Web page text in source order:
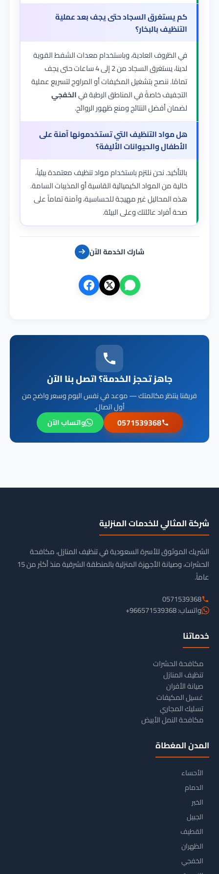
كم يستغرق السجاد حتى يجف بعد عملية
التنظيف بالبخار؟
في الظروف العادية، وباستخدام معدات الشفط القوية
لدينا، يستغرق السجاد من 2 إلى 4 ساعات حتى يجف
تمامًا. ننصح بتشغيل المكيفات أو المراوح لتسريع عملية
التجفيف خاصةً في المناطق الرطبة فيالخفجي
لضمان أفضل النتائج ومنع ظهور الروائح.
هل مواد التنظيف التي تستخدمونها آمنة على
الأطفال والحيوانات الأليفة؟
بالتأكيد. نحن نلتزم باستخدام مواد تنظيف معتمدة بيئياً،
خالية من المواد الكيميائية القاسية أو المذيبات السامة.
هذه المحاليل غير مهيجة للحساسية، وآمنة تماماً على
صحة أفراد عائلتك وعلى البيئة.
شارك الخدمة الآن
جاهز تحجز الخدمة؟ اتصل بنا الآن
فريقنا ينتظر مكالمتك — موعد في نفس اليوم وسعر واضح من
أول اتصال.
0571539368 واتساب الآن
شركة المثالي للخدمات المنزلية
الشريك الموثوق للأسرة السعودية في تنظيف المنازل، مكافحة
الحشرات، وصيانة الأجهزة المنزلية بالمنطقة الشرقية منذ أكثر من 15
عاماً.
0571539368
واتساب: 966571539368+
خدماتنا
مكافحة الحشرات
تنظيف المنازل
صيانة الأفران
غسيل المكيفات
تسليك المجاري
مكافحة النمل الأبيض
المدن المغطاة
الأحساء
الدمام
الخبر
الجبيل
القطيف
الظهران
الخفجي